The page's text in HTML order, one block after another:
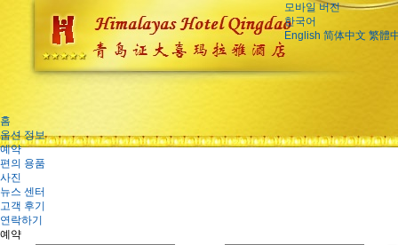
모바일 버전
한국어
English 简体中文 繁體
홈
옵션 정보
예약
편의 용품
사진
뉴스 센터
고객 후기
연락하기
예약